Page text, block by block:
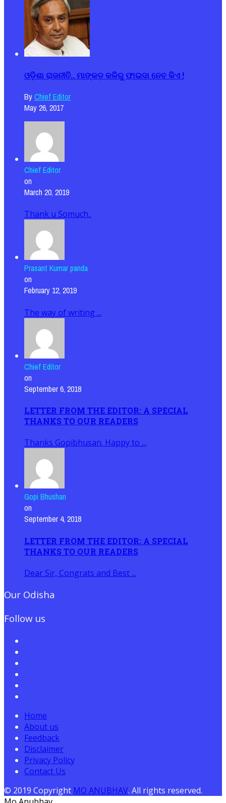
ଓଡ଼ିଶା ରାଜନୀତି.. ମାଙ୍କଡ଼ କଳିରୁ ଫାଇଦା ନେବ କିଏ !
ByChief Editor
May 26, 2017
Chief Editor
on
March 20, 2019
Thank u Somuch..
Prasant Kumar panda
on
February 12, 2019
The way of writing ...
Chief Editor
on
September 6, 2018
LETTER FROM THE EDITOR: A SPECIAL
THANKS TO OUR READERS
Thanks Gopibhusan. Happy to ...
Gopi Bhushan
on
September 4, 2018
LETTER FROM THE EDITOR: A SPECIAL
THANKS TO OUR READERS
Dear Sir, Congrats and Best ...
Our Odisha
Follow us
Home
About us
Feedback
Disclaimer
Privacy Policy
Contact Us
© 2019 Copyright MO ANUBHAV. All rights reserved.